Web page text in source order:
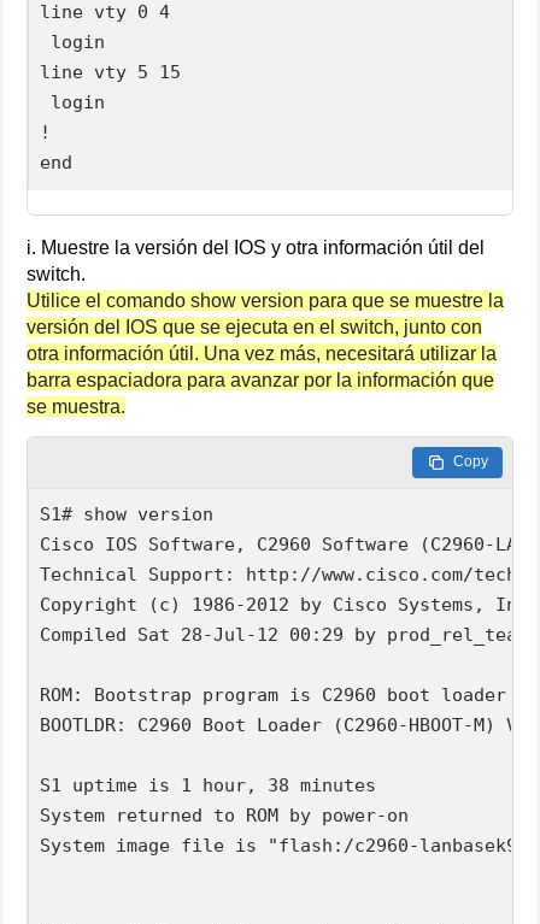
line vty 0 4
login
line vty 5 15
login
!
i. Muestre la versión del IOS y otra información útil del
switch.
Utilice el comando show version para que se muestre la
versión del IOS que se ejecuta en el switch, junto con
otra información útil. Una vez más, necesitará utilizar la
barra espaciadora para avanzar por la información que
se muestra.
Copy
S1# show version
Cisco IOS Software, C2960 Software (C2960-
Technical Support: http://www.cisco.com/
Copyright (c) 1986-2012 by Cisco Systems, Inc.
Compiled Sat 28-Jul-12 00:29 by prod_rel_team
ROM: Bootstrap program is C2960 boot loader
BOOTLDR: C2960 Boot Loader (C2960-HBOOT-M)
S1 uptime is 1 hour, 38 minutes
System returned to ROM by power-on
System image file is "flash:/c2960-lanbasek9-